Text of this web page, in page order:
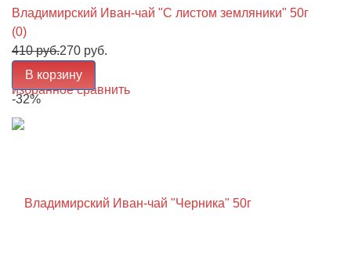
избранное сравнить
Владимирский Иван-чай "С листом земляники" 50г
(0)
410 руб.270 руб.
В корзину
-32%